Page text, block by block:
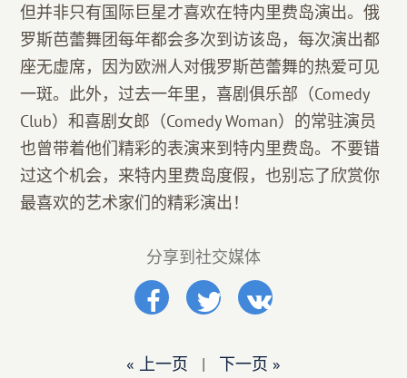
但并非只有国际巨星才喜欢在特内里费岛演出。俄
罗斯芭蕾舞团每年都会多次到访该岛，每次演出都
座无虚席，因为欧洲人对俄罗斯芭蕾舞的热爱可见
一斑。此外，过去一年里，喜剧俱乐部（Comedy
Club）和喜剧女郎（Comedy Woman）的常驻演员
也曾带着他们精彩的表演来到特内里费岛。不要错
过这个机会，来特内里费岛度假，也别忘了欣赏你
最喜欢的艺术家们的精彩演出！
分享到社交媒体
« 上一页 | 下一页 »